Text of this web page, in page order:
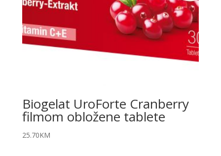
Biogelat UroForte Cranberry
filmom obložene tablete
25.70KM